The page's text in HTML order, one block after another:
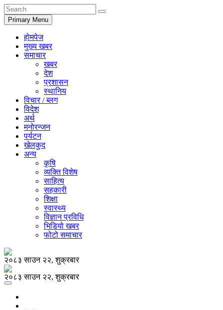
Primary Menu
होमपेज
मुख्य खबर
समाचार
खबर
देश
प्रशासन
स्थानिय
विचार / ब्लग
विदेश
अर्थ
मनोरन्जन
पर्यटन
खेलकुद
अन्य
कृषि
व्यक्ति विशेष
साहित्य
सहकारी
शिक्षा
स्वास्थ्य
विज्ञान प्रविधि
भिडियो खबर
फोटो समाचार
२०८३ साउन २२, शुक्रबार
२०८३ साउन २२, शुक्रबार